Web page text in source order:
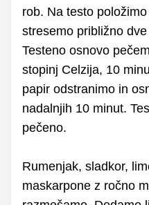
rob. Na testo
stresemo približno
Testeno osnovo
stopinj Celzija, 10
papir odstranimo in
nadalnjih 10 minut.
pečeno.
Rumenjak, sladkor,
maskarpone z ročno